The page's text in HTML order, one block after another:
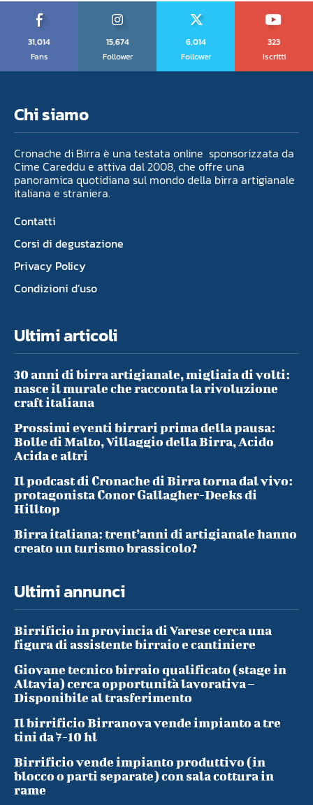
31,014
Fans
15,674
Follower
6,014
Follower
323
Iscritti
Chi siamo
Cronache di Birra è una testata online sponsorizzata da
Cime Careddu e attiva dal 2008, che offre una
panoramica quotidiana sul mondo della birra artigianale
italiana e straniera.
Contatti
Corsi di degustazione
Privacy Policy
Condizioni d’uso
Ultimi articoli
30 anni di birra artigianale, migliaia di volti:
nasce il murale che racconta la rivoluzione
craft italiana
Prossimi eventi birrari prima della pausa:
Bolle di Malto, Villaggio della Birra, Acido
Acida e altri
Il podcast di Cronache di Birra torna dal vivo:
protagonista Conor Gallagher-Deeks di
Hilltop
Birra italiana: trent’anni di artigianale hanno
creato un turismo brassicolo?
Ultimi annunci
Birrificio in provincia di Varese cerca una
figura di assistente birraio e cantiniere
Giovane tecnico birraio qualificato (stage in
Altavia) cerca opportunità lavorativa –
Disponibile al trasferimento
Il birrificio Birranova vende impianto a tre
tini da 7-10 hl
Birrificio vende impianto produttivo (in
blocco o parti separate) con sala cottura in
rame